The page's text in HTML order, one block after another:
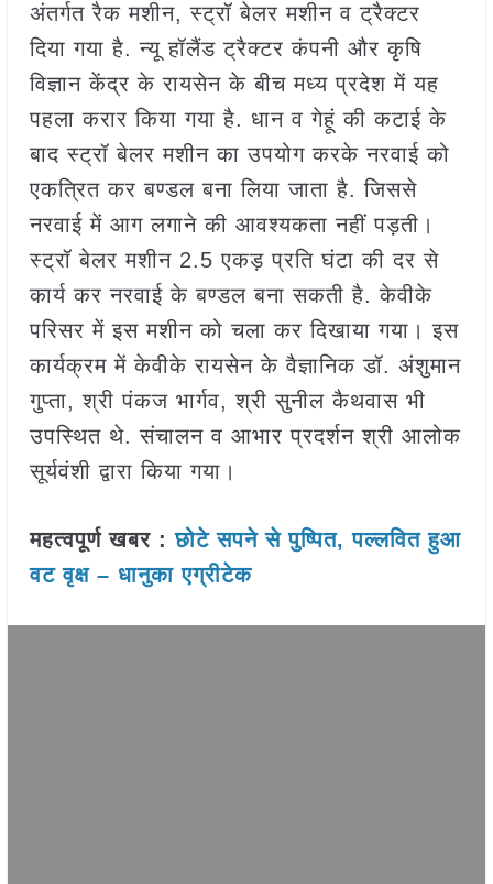
अंतर्गत रैक मशीन, स्ट्रॉ बेलर मशीन व ट्रैक्टर
दिया गया है. न्यू हॉलैंड ट्रैक्टर कंपनी और कृषि
विज्ञान केंद्र के रायसेन के बीच मध्य प्रदेश में यह
पहला करार किया गया है. धान व गेहूं की कटाई के
बाद स्ट्रॉ बेलर मशीन का उपयोग करके नरवाई को
एकत्रित कर बण्डल बना लिया जाता है. जिससे
नरवाई में आग लगाने की आवश्यकता नहीं पड़ती।
स्ट्रॉ बेलर मशीन 2.5 एकड़ प्रति घंटा की दर से
कार्य कर नरवाई के बण्डल बना सकती है. केवीके
परिसर में इस मशीन को चला कर दिखाया गया। इस
कार्यक्रम में केवीके रायसेन के वैज्ञानिक डॉ. अंशुमान
गुप्ता, श्री पंकज भार्गव, श्री सुनील कैथवास भी
उपस्थित थे. संचालन व आभार प्रदर्शन श्री आलोक
सूर्यवंशी द्वारा किया गया।
महत्वपूर्ण खबर :छोटे सपने से पुष्पित, पल्लवित हुआ
वट वृक्ष – धानुका एग्रीटेक